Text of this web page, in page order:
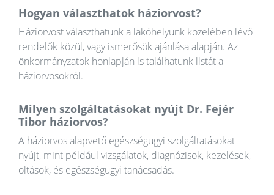
Hogyan választhatok háziorvost?
Háziorvost választhatunk a lakóhelyünk közelében lévő
rendelők közül, vagy ismerősök ajánlása alapján. Az
önkormányzatok honlapján is találhatunk listát a
háziorvosokról.
Milyen szolgáltatásokat nyújt Dr. Fejér
Tibor háziorvos?
A háziorvos alapvető egészségügyi szolgáltatásokat
nyújt, mint például vizsgálatok, diagnózisok, kezelések,
oltások, és egészségügyi tanácsadás.